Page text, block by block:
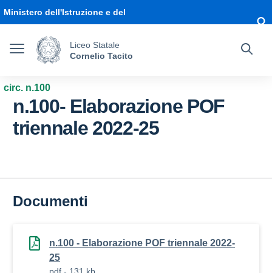
Ministero dell'Istruzione e del
Liceo Statale
Cornelio Tacito
circ. n.100
n.100- Elaborazione POF
triennale 2022-25
Documenti
n.100 - Elaborazione POF triennale 2022-
25